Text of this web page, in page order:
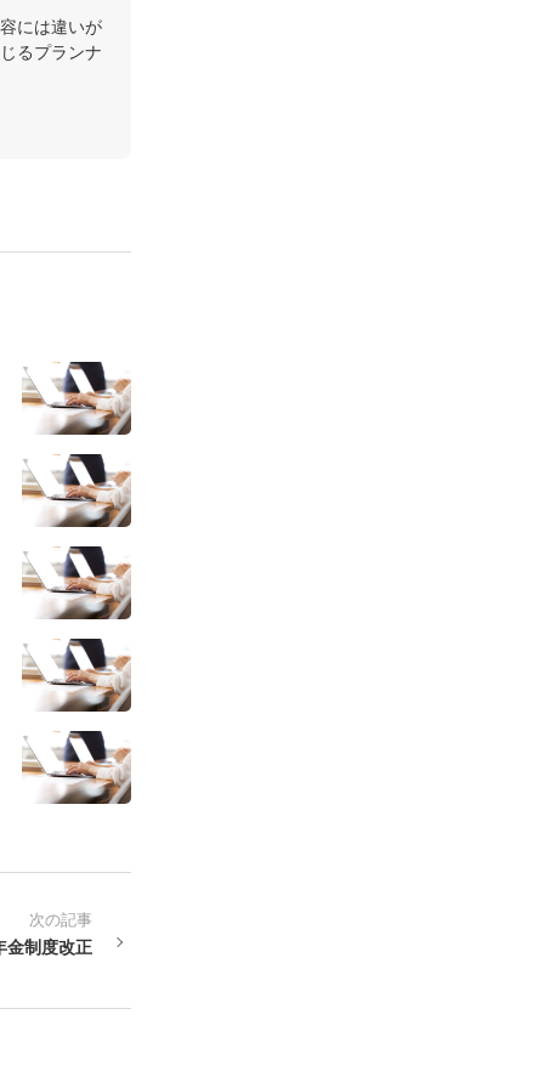
には違いが
るプランナ
次の記事
金制度改正